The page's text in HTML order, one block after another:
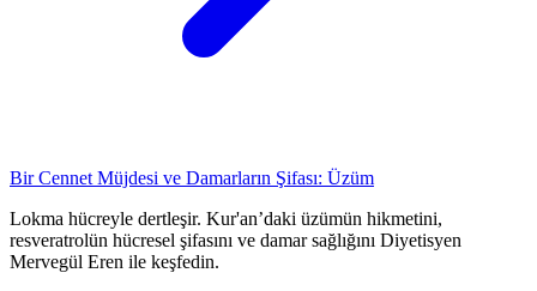
Bir Cennet Müjdesi ve Damarların Şifası: Üzüm
Lokma hücreyle dertleşir. Kur'an’daki üzümün hikmetini,
resveratrolün hücresel şifasını ve damar sağlığını Diyetisyen
Mervegül Eren ile keşfedin.